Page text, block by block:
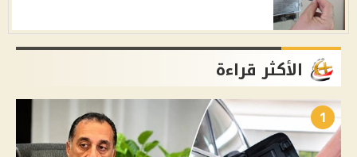
الأكثر قراءة
1